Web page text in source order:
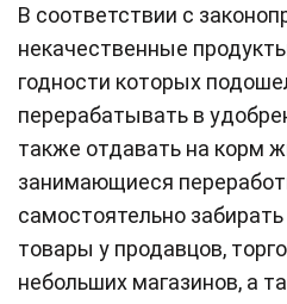
В соответствии с
некачественные
годности которых
перерабатывать в
также отдавать на корм
занимающиеся
самостоятельно
товары у продавцов,
небольших магазинов, а